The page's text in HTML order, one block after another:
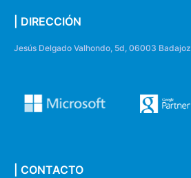
| DIRECCIÓN
Jesús Delgado Valhondo, 5d, 06003 Badajoz
| CONTACTO